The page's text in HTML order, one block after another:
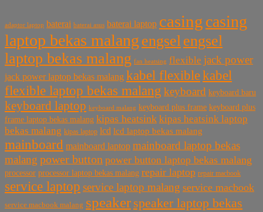
adaptor laptop baterai baterai asus baterai laptop casing casing
laptop bekas malang engselengsel
laptop bekas malang fan heatsing flexible jack power
jack power laptop bekas malang kabel flexiblekabel
flexible laptop bekas malang keyboard keyboard baru
keyboard laptop keyboard malang keyboard plus frame keyboard plus
frame laptop bekas malang kipas heatsink kipas heatsink laptop
bekas malang kipas laptop lcd lcd laptop bekas malang
mainboard mainboard laptop mainboard laptop bekas
malang power button power button laptop bekas malang
processor processor laptop bekas malang repair laptop repair macbook
service laptop service laptop malang service macbook
service macbook malang speaker speaker laptop bekas